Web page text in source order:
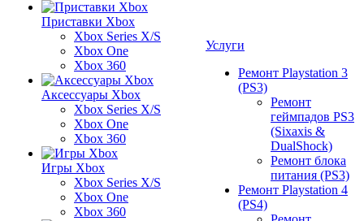
Приставки Xbox
Xbox Series X/S
Xbox One
Xbox 360
Аксессуары Xbox
Xbox Series X/S
Xbox One
Xbox 360
Игры Xbox
Xbox Series X/S
Xbox One
Xbox 360
Услуги
Ремонт Playstation 3
(PS3)
Ремонт
геймпадов PS3
(Sixaxis &
DualShock)
Ремонт блока
питания (PS3)
Ремонт Playstation 4
(PS4)